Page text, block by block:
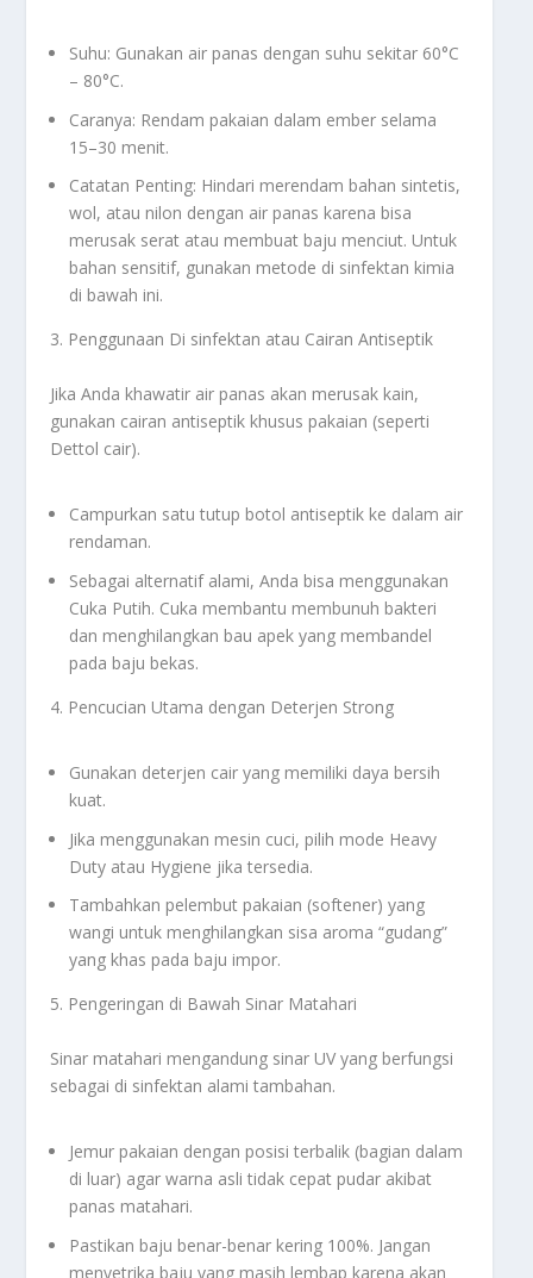
Suhu: Gunakan air panas dengan suhu sekitar 60°C
– 80°C.
Caranya: Rendam pakaian dalam ember selama
15–30 menit.
Catatan Penting: Hindari merendam bahan sintetis,
wol, atau nilon dengan air panas karena bisa
merusak serat atau membuat baju menciut. Untuk
bahan sensitif, gunakan metode di sinfektan kimia
di bawah ini.
3. Penggunaan Di sinfektan atau Cairan Antiseptik
Jika Anda khawatir air panas akan merusak kain,
gunakan cairan antiseptik khusus pakaian (seperti
Dettol cair).
Campurkan satu tutup botol antiseptik ke dalam air
rendaman.
Sebagai alternatif alami, Anda bisa menggunakan
Cuka Putih. Cuka membantu membunuh bakteri
dan menghilangkan bau apek yang membandel
pada baju bekas.
4. Pencucian Utama dengan Deterjen Strong
Gunakan deterjen cair yang memiliki daya bersih
kuat.
Jika menggunakan mesin cuci, pilih mode Heavy
Duty atau Hygiene jika tersedia.
Tambahkan pelembut pakaian (softener) yang
wangi untuk menghilangkan sisa aroma “gudang”
yang khas pada baju impor.
5. Pengeringan di Bawah Sinar Matahari
Sinar matahari mengandung sinar UV yang berfungsi
sebagai di sinfektan alami tambahan.
Jemur pakaian dengan posisi terbalik (bagian dalam
di luar) agar warna asli tidak cepat pudar akibat
panas matahari.
Pastikan baju benar-benar kering 100%. Jangan
menyetrika baju yang masih lembap karena akan